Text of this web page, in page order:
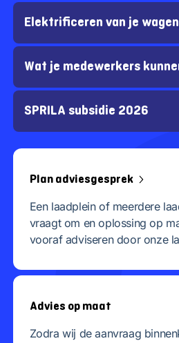
Elektrificeren van je
Wat je medewerkers
SPRILA subsidie 2026
Plan adviesgesprek
Een laadplein of meerdere
vraagt om en oplossing op
vooraf adviseren door onze
Advies op maat
Zodra wij de aanvraag